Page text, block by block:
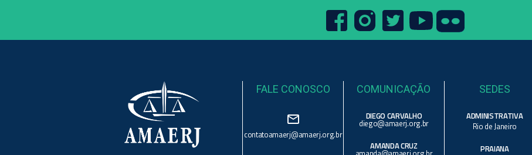
FALE CONOSCO
mail_outline
contatoamaerj@amaerj.org.br
COMUNICAÇÃO
DIEGO CARVALHO
diego@amaerj.org.br
AMANDA CRUZ
SEDES
ADMINISTRATIVA
Rio de Janeiro
PRAIANA